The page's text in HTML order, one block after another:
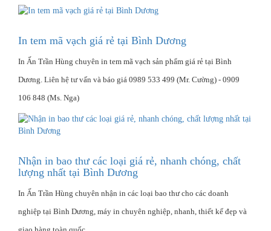
In tem mã vạch giá rẻ tại Bình Dương
In Ấn Trần Hùng chuyên in tem mã vạch sản phẩm giá rẻ tại Bình
Dương. Liên hệ tư vấn và báo giá 0989 533 499 (Mr. Cường) - 0909
106 848 (Ms. Nga)
Nhận in bao thư các loại giá rẻ, nhanh chóng, chất
lượng nhất tại Bình Dương
In Ấn Trần Hùng chuyên nhận in các loại bao thư cho các doanh
nghiệp tại Bình Dương, máy in chuyên nghiệp, nhanh, thiết kế đẹp và